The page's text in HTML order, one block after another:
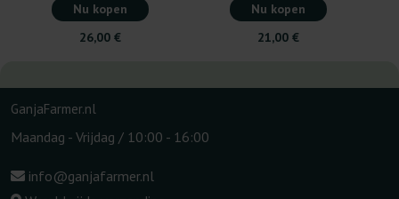
Nu kopen
26,00 €
Nu kopen
21,00 €
GanjaFarmer.nl
Maandag - Vrijdag / 10:00 - 16:00
info@ganjafarmer.nl